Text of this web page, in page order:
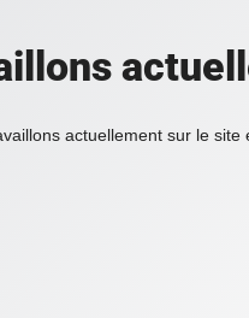
actuellement sur le site